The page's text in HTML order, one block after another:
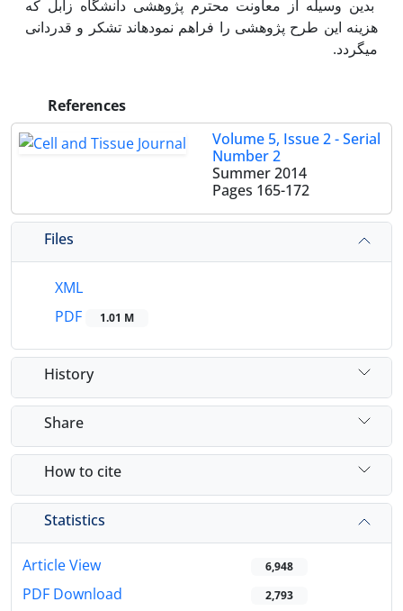
بدین وسیله از معاونت محترم پژوهشی دانشگاه زابل که
هزینه این طرح پژوهشی را فراهم نموده‏اند تشکر و قدر‏دانی
می‏گردد.
References
Volume 5, Issue 2 - Serial
Number 2
Summer 2014
Pages 165-172
Files
XML
PDF
1.01 M
History
Share
How to cite
Statistics
Article View 6,948
PDF Download 2,793